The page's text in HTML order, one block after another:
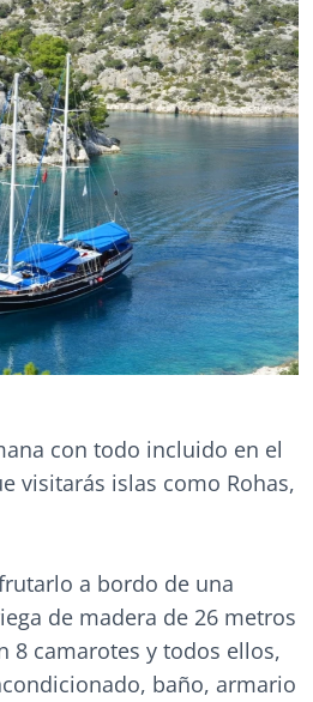
con todo incluido en el
visitarás islas como Rohas,
a bordo de una
de madera de 26 metros
8 camarotes y todos ellos,
baño, armario